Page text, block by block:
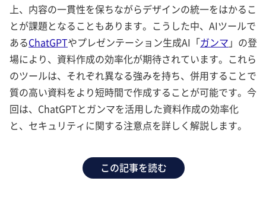
上、内容の一貫性を保ちながらデザインの統一をはかるこ
とが課題となることもあります。こうした中、AIツールで
あるChatGPTやプレゼンテーション生成AI「ガンマ 」の登
場により、資料作成の効率化が期待されています。これら
のツールは、それぞれ異なる強みを持ち、併用することで
質の高い資料をより短時間で作成することが可能です。今
回は、ChatGPTとガンマを活用した資料作成の効率化
と、セキュリティに関する注意点を詳しく解説します。
この記事を読む